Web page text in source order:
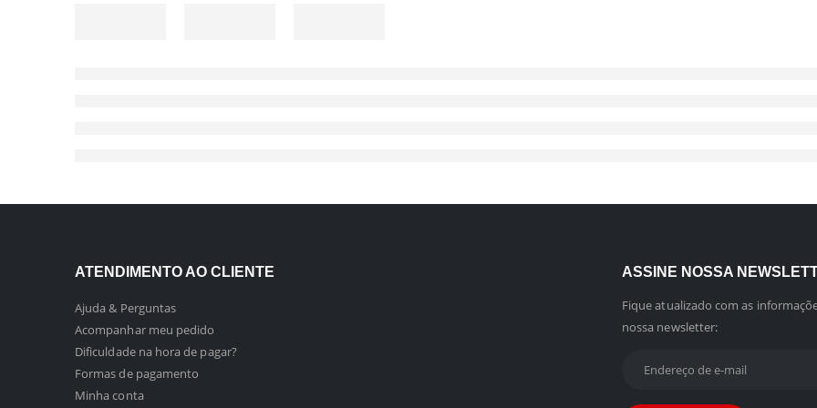
ATENDIMENTO AO CLIENTE
Ajuda & Perguntas
Acompanhar meu pedido
Dificuldade na hora de pagar?
Formas de pagamento
Minha conta
ASSINE NOSSA
Fique atualizado com as
nossa newsletter: